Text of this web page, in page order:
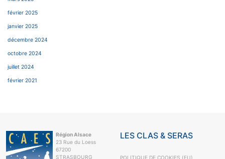
février 2025
janvier 2025
décembre 2024
octobre 2024
juillet 2024
février 2021
Région Alsace
23 Rue du Loess
67200
STRASBOURG
LES CLAS & SERAS
POLITIQUE DE COOKIES (EU)